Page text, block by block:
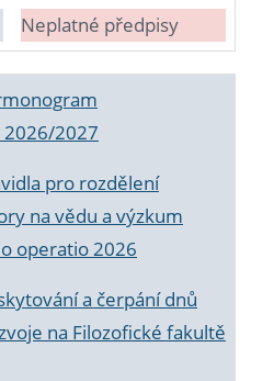
Neplatné předpisy
2027
pro rozdělení
na vědu a výzkum
operatio 2026
a čerpání dnů
na Filozofické fakultě